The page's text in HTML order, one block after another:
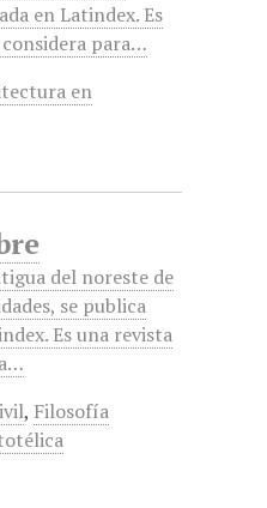
en Latindex. Es
para…
en
del noreste de
se publica
Es una revista
, Filosofía